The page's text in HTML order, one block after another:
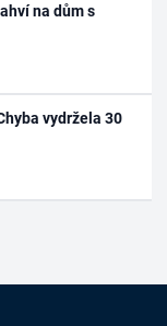
na dům s
vydržela 30